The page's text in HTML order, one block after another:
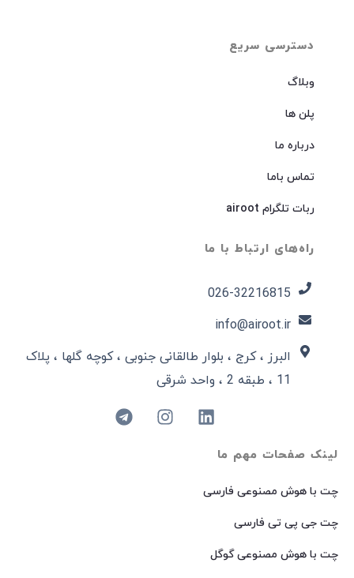
لینک صفحات مهم ما
چت با هوش مصنوعی فارسی
چت جی پی تی فارسی
چت با هوش مصنوعی گوگل
دسترسی سریع
وبلاگ
پلن ها
درباره ما
تماس باما
ربات تلگرام airoot
راه‌های ارتباط با ما
026-32216815​
info@airoot.ir
البرز ، کرج ، بلوار طالقانی جنوبی ، کوچه گلها ، پلاک
11 ، طبقه 2 ، واحد شرقی